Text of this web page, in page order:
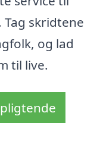
skridtene
og lad
til live.